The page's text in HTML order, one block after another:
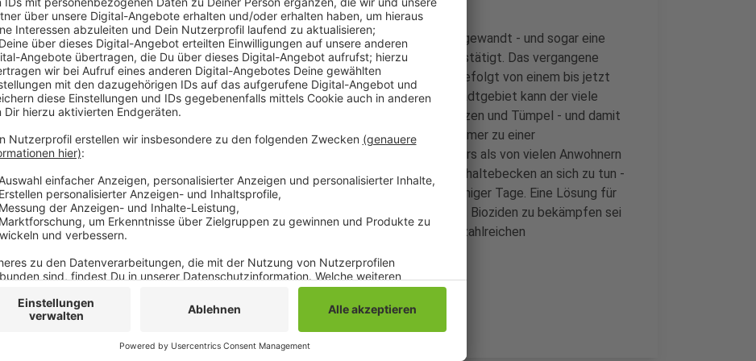
Sie haben sich deshalb schon an die Stadt und den Niersverband gewandt - und sogar eine
Petition gestartet. Der Verband hat uns die Problematik jetzt bestätigt. Das vergangene
Frühjahr war das regenreichste seit Beginn der Aufzeichnungen, gefolgt von einem bis jetzt
sehr nassen aber recht warmem Sommer. An vielen Stellen im Stadtgebiet kann der viele
Regen aber nicht mehr komplett versickern - zurück bleiben Pfützen und Tümpel - und damit
perfekte Lebensbedingungen für Mücken. Das hat in diesem Sommer zu einer
explosionsartigen Vermehrung geführt, so der Niersverband. Anders als von vielen Anwohnern
vermutet habe die Mückenplage nichts mit dem Hochwasserrückhaltebecken an sich zu tun -
denn das entleere sich nach Starkregen in der Regel innerhalb weniger Tage. Eine Lösung für
das Problem gibt es laut Niersverband aber nicht. Die Mücken mit Bioziden zu bekämpfen sei
wegen der Umweltbelastung keine Option und würde wegen der zahlreichen
Anzeige